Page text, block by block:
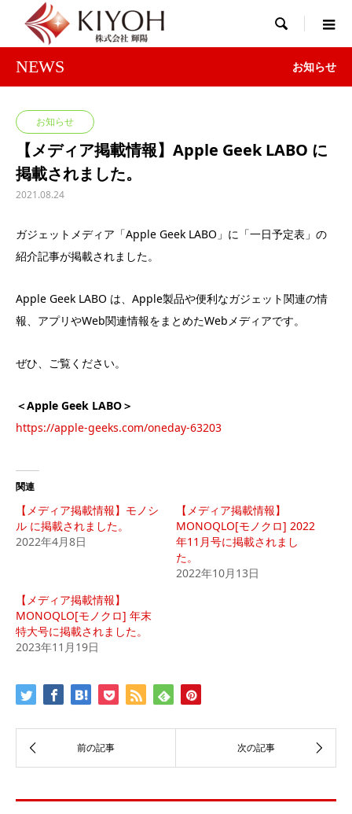

NEWS お知らせ
お知らせ
【メディア掲載情報】Apple Geek LABO に
掲載されました。
2021.08.24
ガジェットメディア「Apple Geek LABO」に「一日予定表」の
紹介記事が掲載されました。
Apple Geek LABO は、Apple製品や便利なガジェット関連の情
報、アプリやWeb関連情報をまとめたWebメディアです。
ぜひ、ご覧ください。
＜Apple Geek LABO＞
https://apple-geeks.com/oneday-63203
関連
【メディア掲載情報】モノシ
ル に掲載されました。
2022年4月8日
【メディア掲載情報】
MONOQLO[モノクロ] 2022
年11月号に掲載されまし
た。
2022年10月13日
【メディア掲載情報】
MONOQLO[モノクロ] 年末
特大号に掲載されました。
2023年11月19日